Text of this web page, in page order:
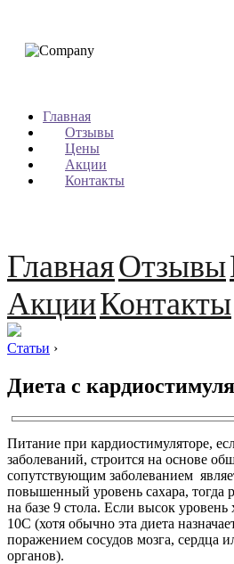
Главная
Отзывы
Цены
Акции
Контакты
ГлавнаяОтзывы
АкцииКонтакты
Статьи ›
Диета с
Питание при кардиостимуляторе,
заболеваний, строится на основе
сопутствующим заболеванием
повышенный уровень сахара, тогда
на базе 9 стола. Если высок уровень
10С (хотя обычно эта диета
поражением сосудов мозга, сердца
органов).